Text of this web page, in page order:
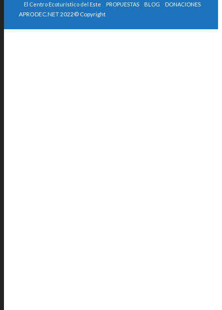
El Centro Ecoturístico del Este
PROPUESTAS BLOG DONACIONES
APRODEC.NET 2022© Copyright